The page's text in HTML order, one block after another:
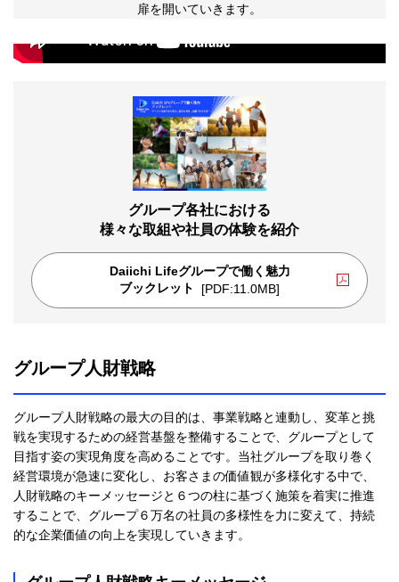
扉を開いていきます。
グループ各社における
様々な取組や社員の体験を紹介
Daiichi Lifeグループで働く魅力
ブックレット
[PDF:11.0MB]
PDFファイルが新規ウィンドウで
グループ人財戦略
グループ人財戦略の最大の目的は、事業戦略と連動し、変革と挑
戦を実現するための経営基盤を整備することで、グループとして
目指す姿の実現角度を高めることです。当社グループを取り巻く
経営環境が急速に変化し、お客さまの価値観が多様化する中で、
人財戦略のキーメッセージと６つの柱に基づく施策を着実に推進
することで、グループ６万名の社員の多様性を力に変えて、持続
的な企業価値の向上を実現していきます。